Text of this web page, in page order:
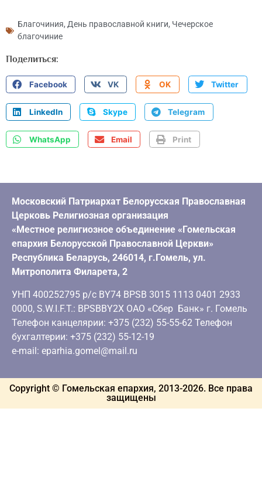
Благочиния, День православной книги, Чечерское
благочиние
Поделиться:
Facebook VK OK Twitter
LinkedIn Skype Telegram
WhatsApp Email Print
Московский Патриархат Белорусская Православная
Церковь Религиозная организация
«Местное религиозное объединение «Гомельская
епархия Белорусской Православной Церкви»
Республика Беларусь, 246014, г.Гомель, ул.
Митрополита Филарета, 2
УНП 400252795 р/с BY74 BPSB 3015 1113 0401 2933
0000, S.W.I.F.T.: BPSBBY2X ОАО «Сбер Банк» г. Гомель
Телефон канцелярии: +375 (232) 55-55-62 Телефон
бухгалтерии: +375 (232) 55-12-19
e-mail: eparhia.gomel@mail.ru
Copyright © Гомельская епархия, 2013-2026. Все права
защищены